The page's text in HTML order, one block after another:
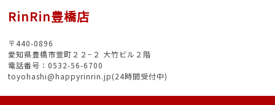
RinRin豊橋店
〒440-0896
愛知県豊橋市萱町２２−２ 大竹ビル２階
電話番号：0532-56-6700
toyohashi@happyrinrin.jp(24時間受付中)